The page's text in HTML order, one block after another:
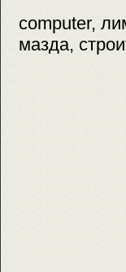
computer,
мазда,